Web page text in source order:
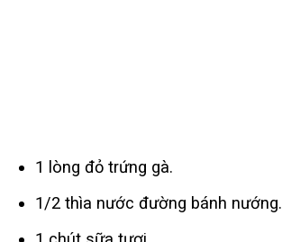
1 lòng đỏ trứng gà.
1/2 thìa nước đường bánh nướng.